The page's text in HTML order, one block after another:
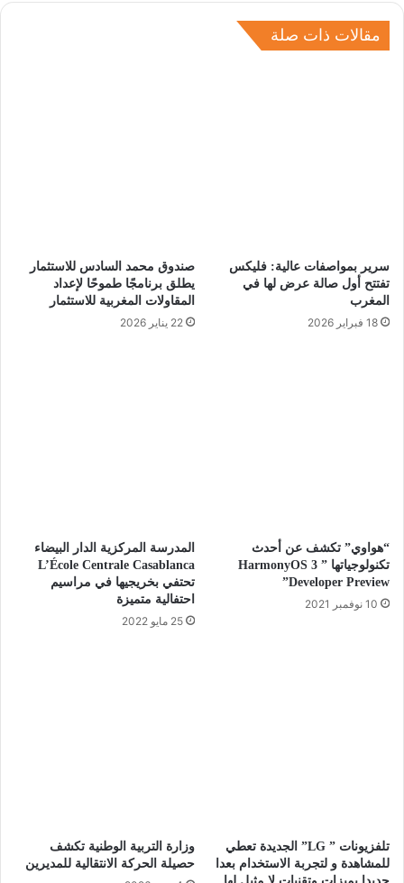
مقالات ذات صلة
سرير بمواصفات عالية: فليكس
تفتتح أول صالة عرض لها في
المغرب
18 فبراير 2026
صندوق محمد السادس للاستثمار
يطلق برنامجًا طموحًا لإعداد
المقاولات المغربية للاستثمار
22 يناير 2026
“هواوي” تكشف عن أحدث
تكنولوجياتها ” HarmonyOS 3
Developer Preview”
10 نوفمبر 2021
المدرسة المركزية الدار البيضاء
L’École Centrale Casablanca
تحتفي بخريجيها في مراسيم
احتفالية متميزة
25 مايو 2022
تلفزيونات ” LG” الجديدة تعطي
للمشاهدة و لتجربة الاستخدام بعدا
وزارة التربية الوطنية تكشف
حصيلة الحركة الانتقالية للمديرين